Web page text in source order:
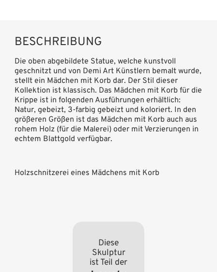
BESCHREIBUNG
Die oben abgebildete Statue, welche kunstvoll
geschnitzt und von Demi Art Künstlern bemalt wurde,
stellt ein Mädchen mit Korb dar. Der Stil dieser
Kollektion ist klassisch. Das Mädchen mit Korb für die
Krippe ist in folgenden Ausführungen erhältlich:
Natur, gebeizt, 3-farbig gebeizt und koloriert. In den
größeren Größen ist das Mädchen mit Korb auch aus
rohem Holz (für die Malerei) oder mit Verzierungen in
echtem Blattgold verfügbar.
Holzschnitzerei eines Mädchens mit Korb
Diese
Skulptur
ist Teil der